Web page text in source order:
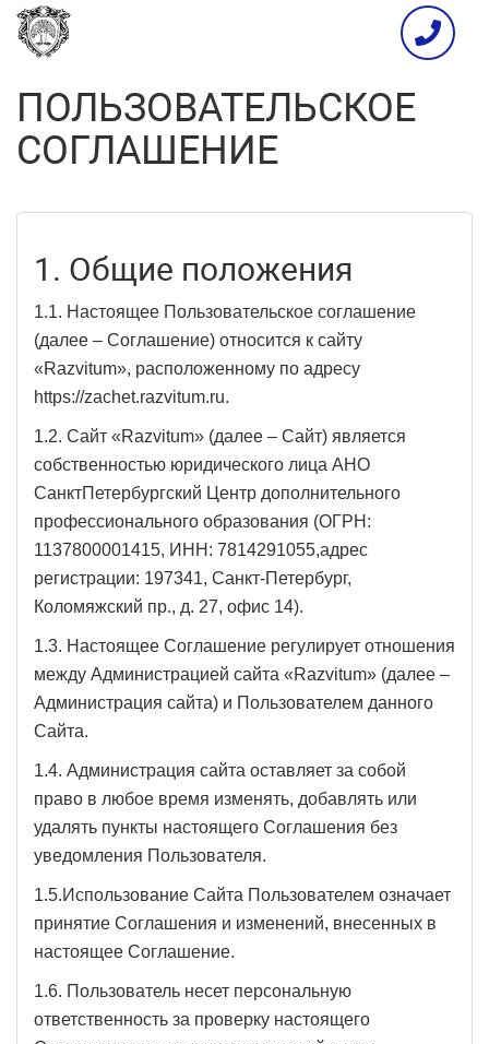
ПОЛЬЗОВАТЕЛЬСКОЕ
СОГЛАШЕНИЕ
1. Общие положения
1.1. Настоящее Пользовательское соглашение
(далее – Соглашение) относится к сайту
«Razvitum», расположенному по адресу
https://zachet.razvitum.ru.
1.2. Сайт «Razvitum» (далее – Сайт) является
собственностью юридического лица АНО
СанктПетербургский Центр дополнительного
профессионального образования (ОГРН:
1137800001415, ИНН: 7814291055,адрес
регистрации: 197341, Санкт-Петербург,
Коломяжский пр., д. 27, офис 14).
1.3. Настоящее Соглашение регулирует отношения
между Администрацией сайта «Razvitum» (далее –
Администрация сайта) и Пользователем данного
Сайта.
1.4. Администрация сайта оставляет за собой
право в любое время изменять, добавлять или
удалять пункты настоящего Соглашения без
уведомления Пользователя.
1.5.Использование Сайта Пользователем означает
принятие Соглашения и изменений, внесенных в
настоящее Соглашение.
1.6. Пользователь несет персональную
ответственность за проверку настоящего